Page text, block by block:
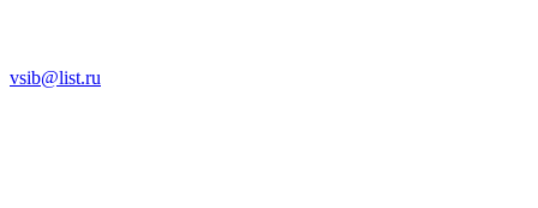
vsib@list.ru